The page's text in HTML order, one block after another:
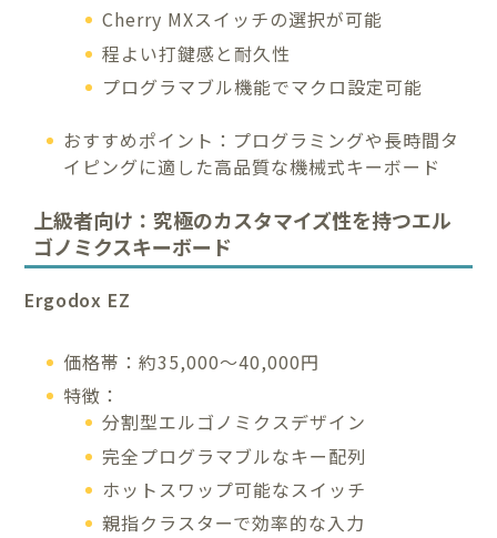
Cherry MXスイッチの選択が可能
程よい打鍵感と耐久性
プログラマブル機能でマクロ設定可能
おすすめポイント：プログラミングや長時間タ
イピングに適した高品質な機械式キーボード
上級者向け：究極のカスタマイズ性を持つエル
ゴノミクスキーボード
Ergodox EZ
価格帯：約35,000〜40,000円
特徴：
分割型エルゴノミクスデザイン
完全プログラマブルなキー配列
ホットスワップ可能なスイッチ
親指クラスターで効率的な入力